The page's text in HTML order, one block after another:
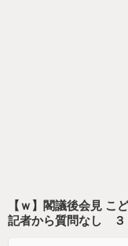
【ｗ】閣議後会見 こ
記者から質問なし ３